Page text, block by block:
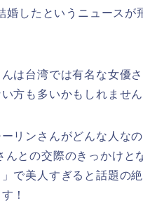
婚したというニュースが
は台湾では有名な女優さ
方も多いかもしれません
リンさんがどんな人なの
んとの交際のきっかけと
」で美人すぎると話題の
！